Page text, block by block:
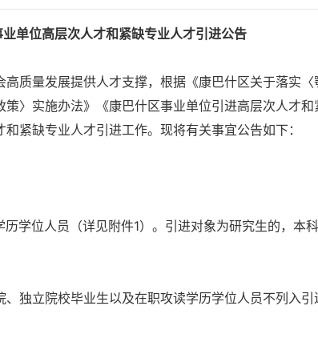
单位高层次人才和紧缺专业人才引进公告
量发展提供人才支撑，根据《康巴什区关于落实〈
〉实施办法》《康巴什区事业单位引进高层次人才和
紧缺专业人才引进工作。现将有关事宜公告如下：
位人员（详见附件1）。引进对象为研究生的，本
立院校毕业生以及在职攻读学历学位人员不列入引